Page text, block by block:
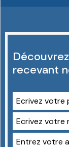
recevant